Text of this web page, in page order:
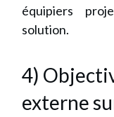
équipiers
solution.
4)
externe